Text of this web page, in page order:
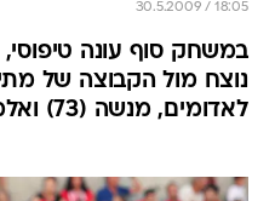
30.5.2009 / 18:05
במשחק סוף עונה
לאדומים, מנשה (73) ואלמוג כהן (90) הפכו